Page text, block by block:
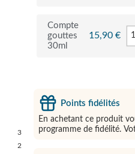
Compte
gouttes
30ml
15,90 €
Points fidélités
En achetant ce produit
programme de fidélité.
3
2